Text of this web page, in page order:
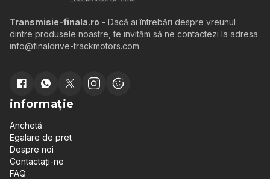
Transmisie-finala.ro - Dacă ai întrebări despre vreunul
dintre produsele noastre, te invităm să ne contactezi la adresa
info@finaldrive-trackmotors.com
informație
Anchetă
Egalare de pret
Despre noi
Contactați-ne
FAQ